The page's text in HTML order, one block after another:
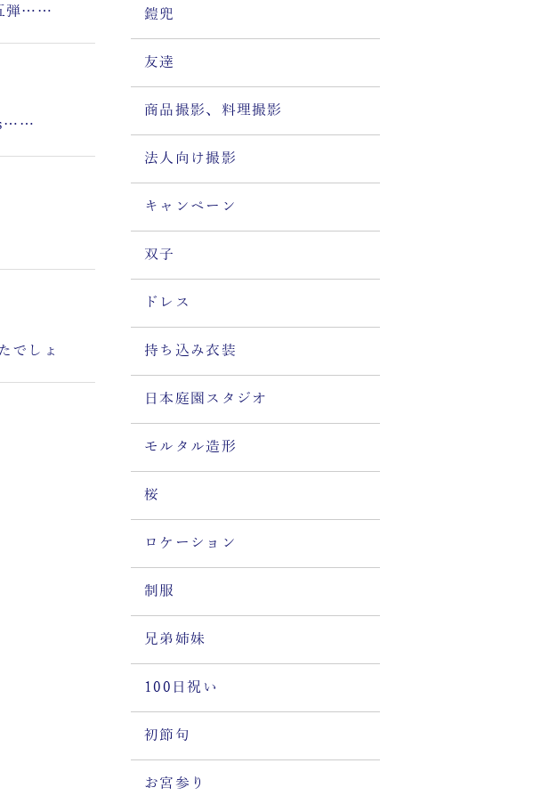
弾……
しょ
鎧兜
友達
商品撮影、料理撮影
法人向け撮影
キャンペーン
双子
ドレス
持ち込み衣装
日本庭園スタジオ
モルタル造形
桜
ロケーション
制服
兄弟姉妹
100日祝い
初節句
お宮参り